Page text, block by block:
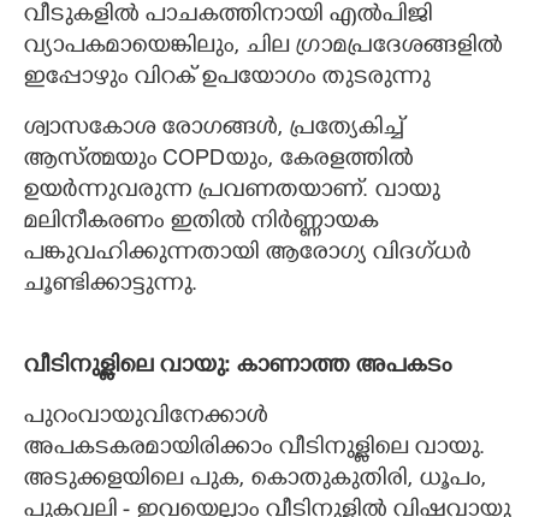
വീടുകളില്‍ പാചകത്തിനായി എല്‍പിജി
വ്യാപകമായെങ്കിലും, ചില ഗ്രാമപ്രദേശങ്ങളില്‍
ഇപ്പോഴും വിറക് ഉപയോഗം തുടരുന്നു
ശ്വാസകോശ രോഗങ്ങള്‍, പ്രത്യേകിച്ച്
ആസ്ത്മയും COPDയും, കേരളത്തില്‍
ഉയര്‍ന്നുവരുന്ന പ്രവണതയാണ്. വായു
മലിനീകരണം ഇതില്‍ നിര്‍ണ്ണായക
പങ്കുവഹിക്കുന്നതായി ആരോഗ്യ വിദഗ്ധര്‍
ചൂണ്ടിക്കാട്ടുന്നു.
വീടിനുള്ളിലെ വായു: കാണാത്ത അപകടം
പുറംവായുവിനേക്കാള്‍
അപകടകരമായിരിക്കാം വീടിനുള്ളിലെ വായു.
അടുക്കളയിലെ പുക, കൊതുകുതിരി, ധൂപം,